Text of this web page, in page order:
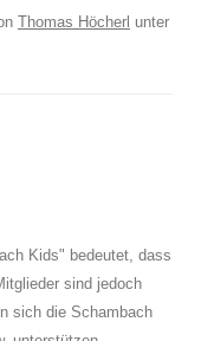
Thomas Höcherl unter
Kids" bedeutet, dass
sind jedoch
sich die Schambach